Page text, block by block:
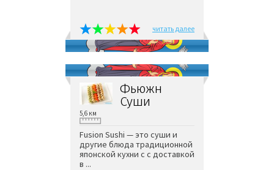
читать далее
Фьюжн
Суши
5,6 км
Fusion Sushi — это суши и
другие блюда традиционной
японской кухни с с доставкой
в ...